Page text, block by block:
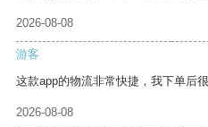
2026-08-08
游客
这款app的物流非常快捷，我下单后
2026-08-08